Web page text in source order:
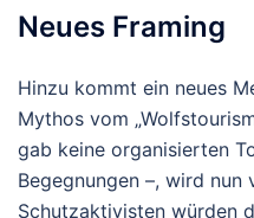
Neues Framing
Hinzu kommt ein neues
Mythos vom
gab keine organisierten
Begegnungen –, wird nun
Schutzaktivisten würden